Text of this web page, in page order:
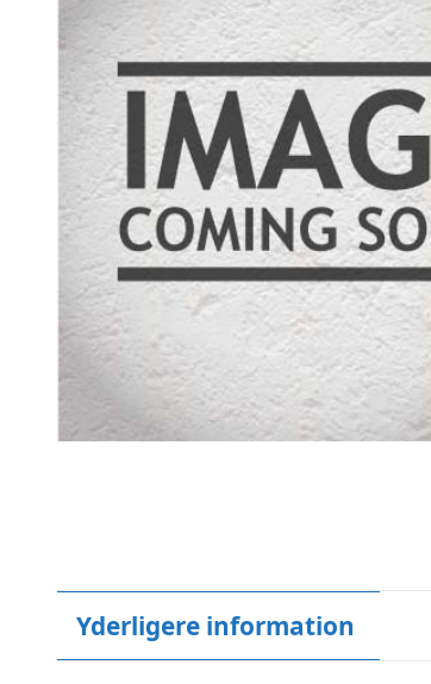
Yderligere information